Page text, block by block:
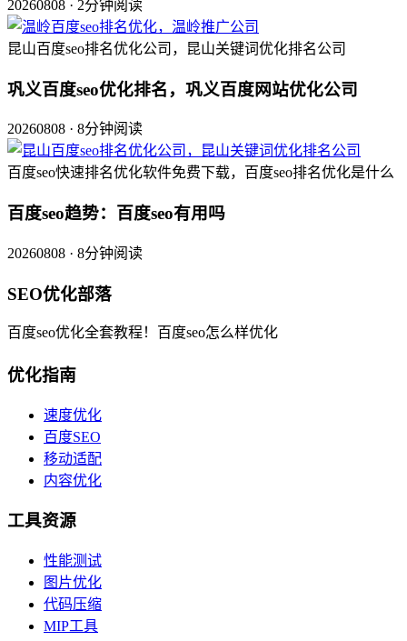
20260808 · 2分钟阅读
昆山百度seo排名优化公司，昆山关键词优化排名公司
巩义百度seo优化排名，巩义百度网站优化公司
20260808 · 8分钟阅读
百度seo快速排名优化软件免费下载，百度seo排名优化是什么
百度seo趋势：百度seo有用吗
20260808 · 8分钟阅读
SEO优化部落
百度seo优化全套教程！百度seo怎么样优化
优化指南
速度优化
百度SEO
移动适配
内容优化
工具资源
性能测试
图片优化
代码压缩
MIP工具